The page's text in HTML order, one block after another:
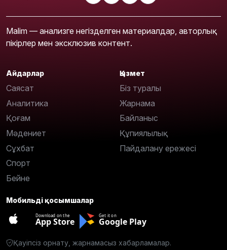
Malim — анализге негізделген материалдар, авторлық
пікірлер мен эксклюзив контент.
Айдарлар
Саясат
Аналитика
Қоғам
Мәдениет
Сұхбат
Спорт
Бейне
Қызмет
Біз туралы
Жарнама
Байланыс
Құпиялылық
Пайдалану ережесі
Мобильді қосымшалар
Download on the
App Store
Get it on
Google Play
Қауіпсіз орнату, жарнамасыз хабарламалар.